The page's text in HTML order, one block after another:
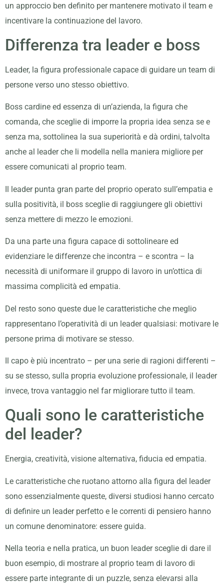
un approccio ben definito per mantenere motivato il team e
incentivare la continuazione del lavoro.
Differenza tra leader e boss
Leader, la figura professionale capace di guidare un team di
persone verso uno stesso obiettivo.
Boss cardine ed essenza di un’azienda, la figura che
comanda, che sceglie di imporre la propria idea senza se e
senza ma, sottolinea la sua superiorità e dà ordini, talvolta
anche al leader che li modella nella maniera migliore per
essere comunicati al proprio team.
Il leader punta gran parte del proprio operato sull’empatia e
sulla positività, il boss sceglie di raggiungere gli obiettivi
senza mettere di mezzo le emozioni.
Da una parte una figura capace di sottolineare ed
evidenziare le differenze che incontra – e scontra – la
necessità di uniformare il gruppo di lavoro in un’ottica di
massima complicità ed empatia.
Del resto sono queste due le caratteristiche che meglio
rappresentano l’operatività di un leader qualsiasi: motivare le
persone prima di motivare se stesso.
Il capo è più incentrato – per una serie di ragioni differenti –
su se stesso, sulla propria evoluzione professionale, il leader
invece, trova vantaggio nel far migliorare tutto il team.
Quali sono le caratteristiche
del leader?
Energia, creatività, visione alternativa, fiducia ed empatia.
Le caratteristiche che ruotano attorno alla figura del leader
sono essenzialmente queste, diversi studiosi hanno cercato
di definire un leader perfetto e le correnti di pensiero hanno
un comune denominatore: essere guida.
Nella teoria e nella pratica, un buon leader sceglie di dare il
buon esempio, di mostrare al proprio team di lavoro di
essere parte integrante di un puzzle, senza elevarsi alla